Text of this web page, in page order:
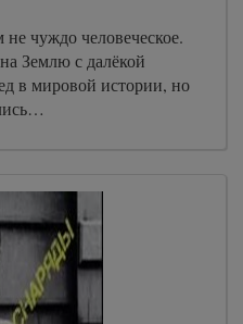
чуждо человеческое.
Землю с далёкой
в мировой истории, но